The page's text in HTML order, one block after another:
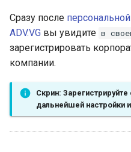
Редактирование
информации о носителях
Добавление новых
Настройка видимости
отдельных плоскостей
Сразу после
ADV.VG вы увидите в
зарегистрировать
компании.
Скрин:
дальнейшей настройки